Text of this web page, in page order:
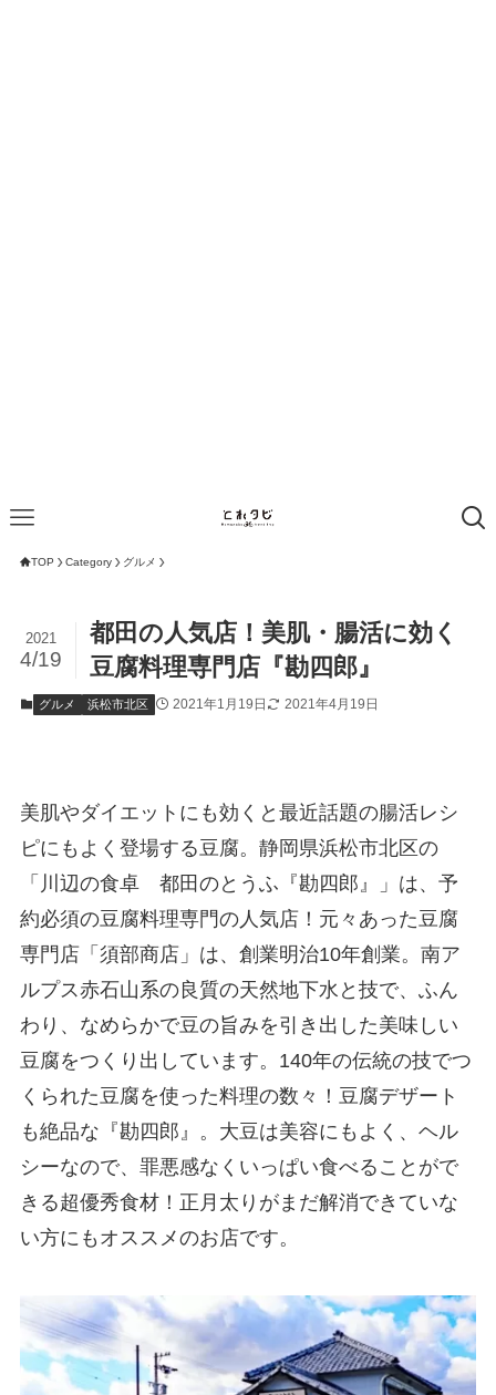
TOP Category グルメ
都田の人気店！美肌・腸活に効く
豆腐料理専門店『勘四郎』
2021
4/19
グルメ 浜松市北区 2021年1月19日 2021年4月19日
美肌やダイエットにも効くと最近話題の腸活レシ
ピにもよく登場する豆腐。静岡県浜松市北区の
「川辺の食卓 都田のとうふ『勘四郎』」は、予
約必須の豆腐料理専門の人気店！元々あった豆腐
専門店「須部商店」は、創業明治10年創業。南ア
ルプス赤石山系の良質の天然地下水と技で、ふん
わり、なめらかで豆の旨みを引き出した美味しい
豆腐をつくり出しています。140年の伝統の技でつ
くられた豆腐を使った料理の数々！豆腐デザート
も絶品な『勘四郎』。大豆は美容にもよく、ヘル
シーなので、罪悪感なくいっぱい食べることがで
きる超優秀食材！正月太りがまだ解消できていな
い方にもオススメのお店です。